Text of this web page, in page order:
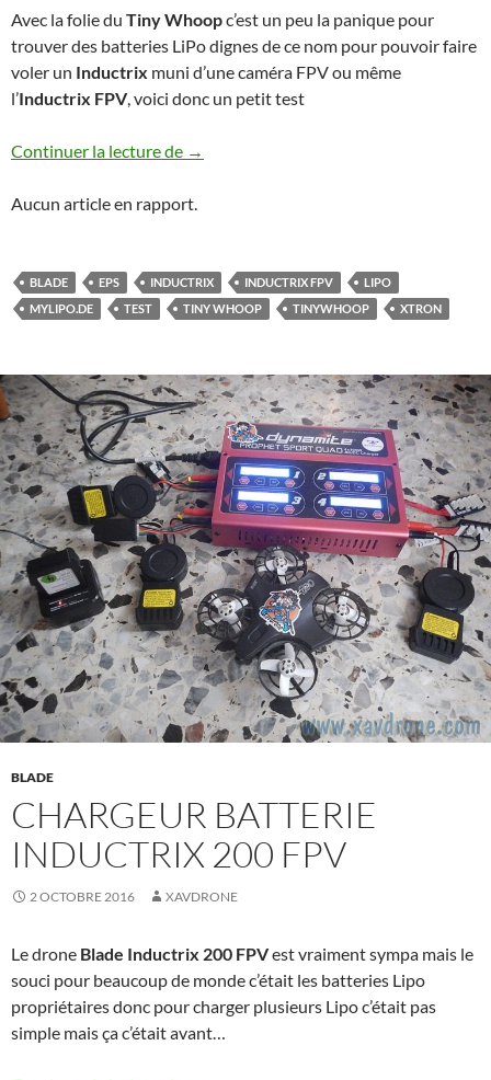
Avec la folie du Tiny Whoopc’est un peu la panique pour
trouver des batteries LiPo dignes de ce nom pour pouvoir faire
voler un Inductrix muni d’une caméra FPV ou même
l’Inductrix FPV, voici donc un petit test
Continuer la lecture de Test LiPo Tiny Whoop
→
Aucun article en rapport.
BLADE EPS INDUCTRIX INDUCTRIX FPV
LIPO
MYLIPO.DE
TEST TINY WHOOP TINYWHOOP XTRON
BLADE
CHARGEUR BATTERIE
INDUCTRIX 200 FPV
2 OCTOBRE 2016 XAVDRONE
Le drone Blade Inductrix 200 FPVest vraiment sympa mais le
souci pour beaucoup de monde c’était les batteries Lipo
propriétaires donc pour charger plusieurs Lipo c’était pas
simple mais ça c’était avant…